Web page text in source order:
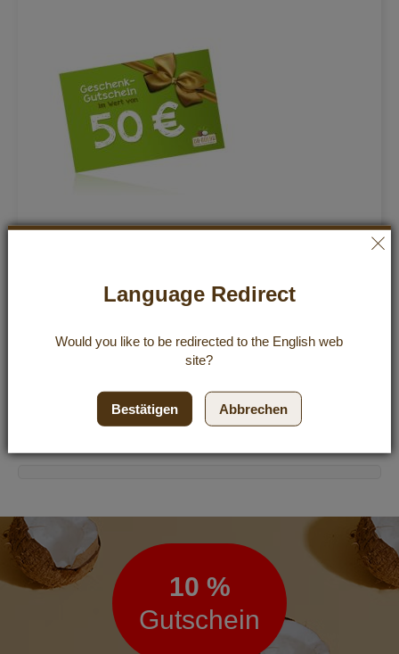
3 Bewertungen
Inkl. 0% Steuern exkl.Versandkosten
In den Einkaufswagen
Newsletter
10 %
Gutschein
Language Redirect
Would you like to be redirected to the English web
site?
Bestätigen Abbrechen